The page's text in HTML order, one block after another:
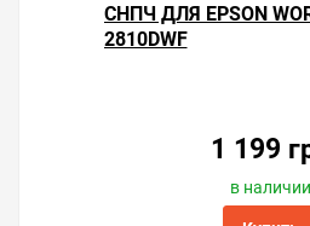
СНПЧ ДЛЯ EPSON
2810DWF
1 199
в наличии